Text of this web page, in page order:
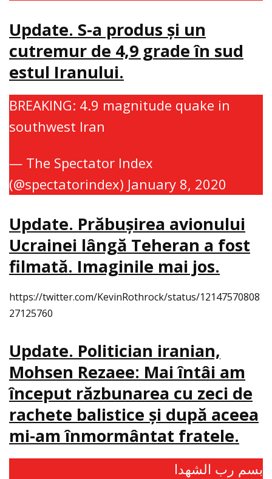
Update. S-a produs şi un
cutremur de 4,9 grade în sud
estul Iranului.
BREAKING: 4.9 magnitude quake in
southwest Iran
— The Spectator Index
(@spectatorindex) January 8, 2020
Update. Prăbuşirea avionului
Ucrainei lângă Teheran a fost
filmată. Imaginile mai jos.
https://twitter.com/KevinRothrock/status/12147570808
27125760
Update. Politician iranian,
Mohsen Rezaee: Mai întâi am
început răzbunarea cu zeci de
rachete balistice şi după aceea
mi-am înmormântat fratele.
بسم رب الشهدا